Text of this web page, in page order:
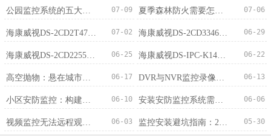
公园监控系统的五大核心特点 07-09 夏季森林防火需要怎样的监控系统？ 07-06
海康威视DS-2CD2T47(F)(D)WDA4-L(S)400万智能全彩筒型网络摄... 07-02 海康威视DS-2CD3346FWDAP2V2-L(S)400万白光全彩智能广角双摄... 06-29
海康威视DS-2CD2255XM-LGL2T/L 5MP 4G筒型网络摄像头产品特... 06-25 海康威视DS-IPC-K14A-IWT 4MP无线智能大筒机产品特点分析 06-22
高空抛物：悬在城市上空的痛，如何用科技筑牢“头顶防线” 06-17 DVR与NVR监控录像机全面对比：谁更强？ 06-13
小区安防监控：构建智能化、高安全的居住防线 06-10 安装安防监控系统需要哪些设备？ 06-06
视频监控无法远程观看？五步排查法快速解决 06-03 监控安装避坑指南：2026安防行业新变局下的施工要点 05-30